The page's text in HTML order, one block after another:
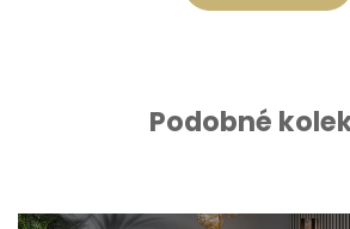
Podobné